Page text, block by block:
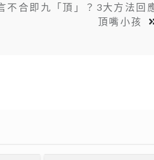
不合即九「頂」？3大方法回
頂嘴小孩